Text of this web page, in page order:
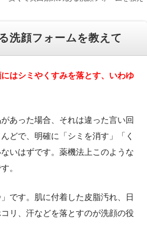
洗顔フォームを教えて
はシミやくすみを落とす、いわゆ
あった場合、それは違った言い回
どで、明確に「シミを消す」「く
いはずです。薬機法上このような
。
です。肌に付着した皮脂汚れ、日
リ、汗などを落とすのが洗顔の役